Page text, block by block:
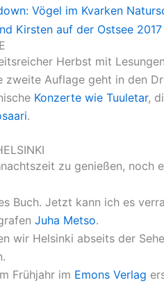
Herbst mit
zweite Auflage geht in den
Konzerte wie Tuuletar,
.
zu genießen, noch
Buch. Jetzt kann ich es
Juha Metso.
wir Helsinki abseits der
Frühjahr im Emons Verlag